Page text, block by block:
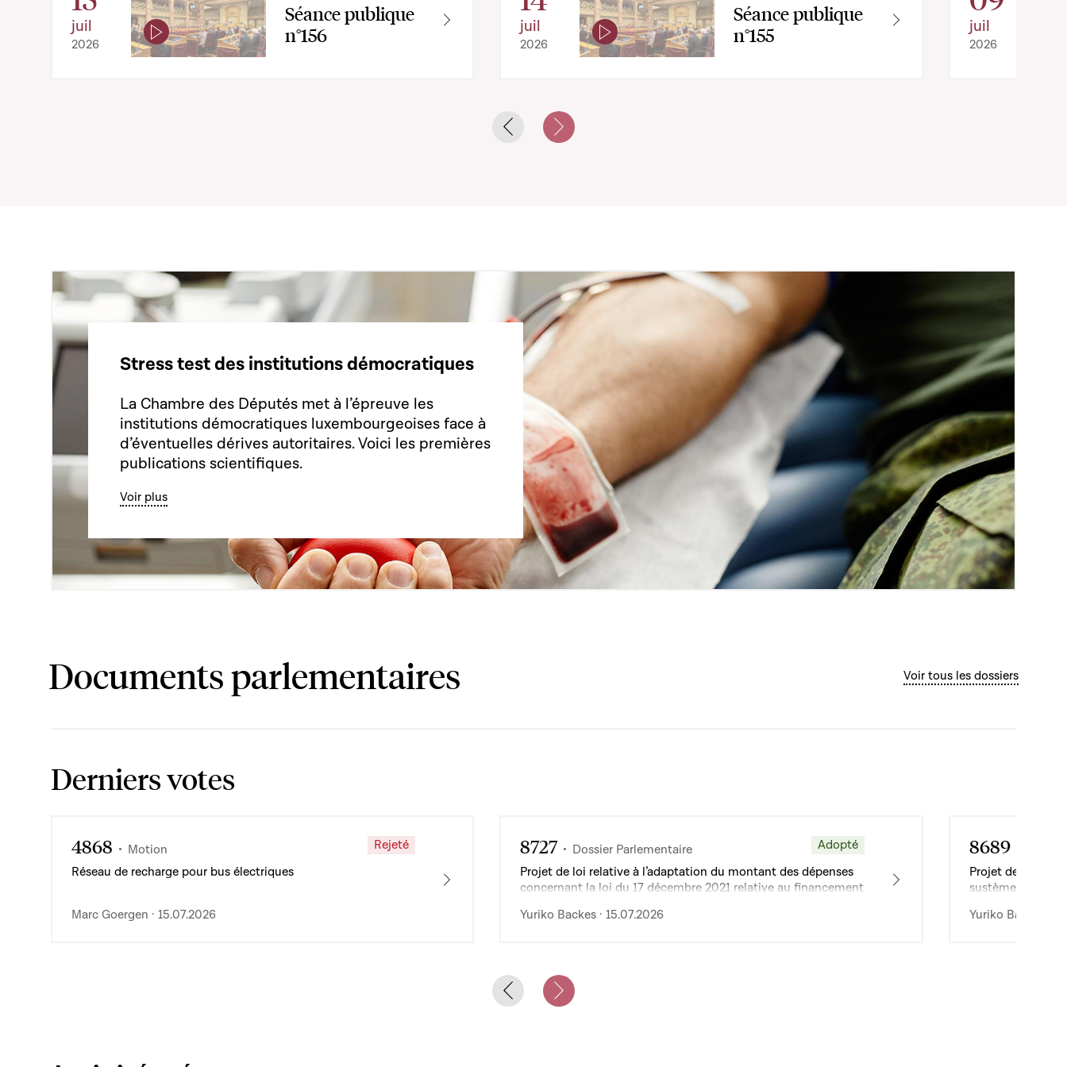
juil
2026
Séance publique
n°156
juil
2026
Séance publique
n°155
juil
2026
Previous slide
Next slide
Stress test des institutions démocratiques
La Chambre des Députés met à l’épreuve les
institutions démocratiques luxembourgeoises face à
d’éventuelles dérives autoritaires. Voici les premières
publications scientifiques.
Voir plus
Documents parlementaires Voir tous les dossiers
Derniers votes
4868 Motion
Rejeté
Réseau de recharge pour bus électriques
Marc Goergen · 15.07.2026
8727 Dossier Parlementaire
Adopté
Projet de loi relative à l’adaptation du montant des dépenses
concernant la loi du 17 décembre 2021 relative au financement
Yuriko Backes · 15.07.2026
8689
Projet de loi
systèmes de
Yuriko Backes ·
Previous slide
Next slide